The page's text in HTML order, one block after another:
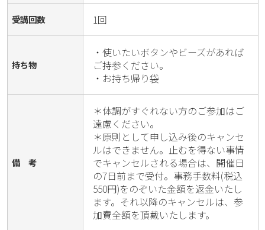
受講回数 1回
持ち物
・使いたいボタンやビーズがあれば
ご持参ください。
・お持ち帰り袋
備 考
＊体調がすぐれない方のご参加はご
遠慮ください。
＊原則として申し込み後のキャンセ
ルはできません。止むを得ない事情
でキャンセルされる場合は、開催日
の7日前まで受付。事務手数料(税込
550円)をのぞいた金額を返金いたし
ます。それ以降のキャンセルは、参
加費全額を頂戴いたします。